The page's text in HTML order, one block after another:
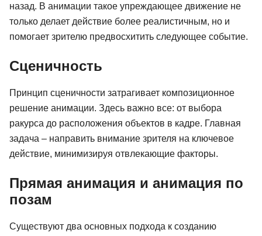
назад. В анимации такое упреждающее движение не
только делает действие более реалистичным, но и
помогает зрителю предвосхитить следующее событие.
Сценичность
Принцип сценичности затрагивает композиционное
решение анимации. Здесь важно все: от выбора
ракурса до расположения объектов в кадре. Главная
задача – направить внимание зрителя на ключевое
действие, минимизируя отвлекающие факторы.
Прямая анимация и анимация по
позам
Существуют два основных подхода к созданию